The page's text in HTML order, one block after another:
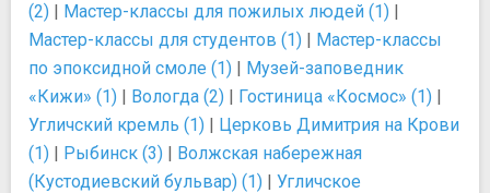
(2) | Мастер-классы для пожилых людей (1) |
Мастер-классы для студентов (1) | Мастер-классы
по эпоксидной смоле (1) | Музей-заповедник
«Кижи» (1) | Вологда (2) | Гостиница «Космос» (1) |
Угличский кремль (1) | Церковь Димитрия на Крови
(1) | Рыбинск (3) | Волжская набережная
(Кустодиевский бульвар) (1) | Угличское